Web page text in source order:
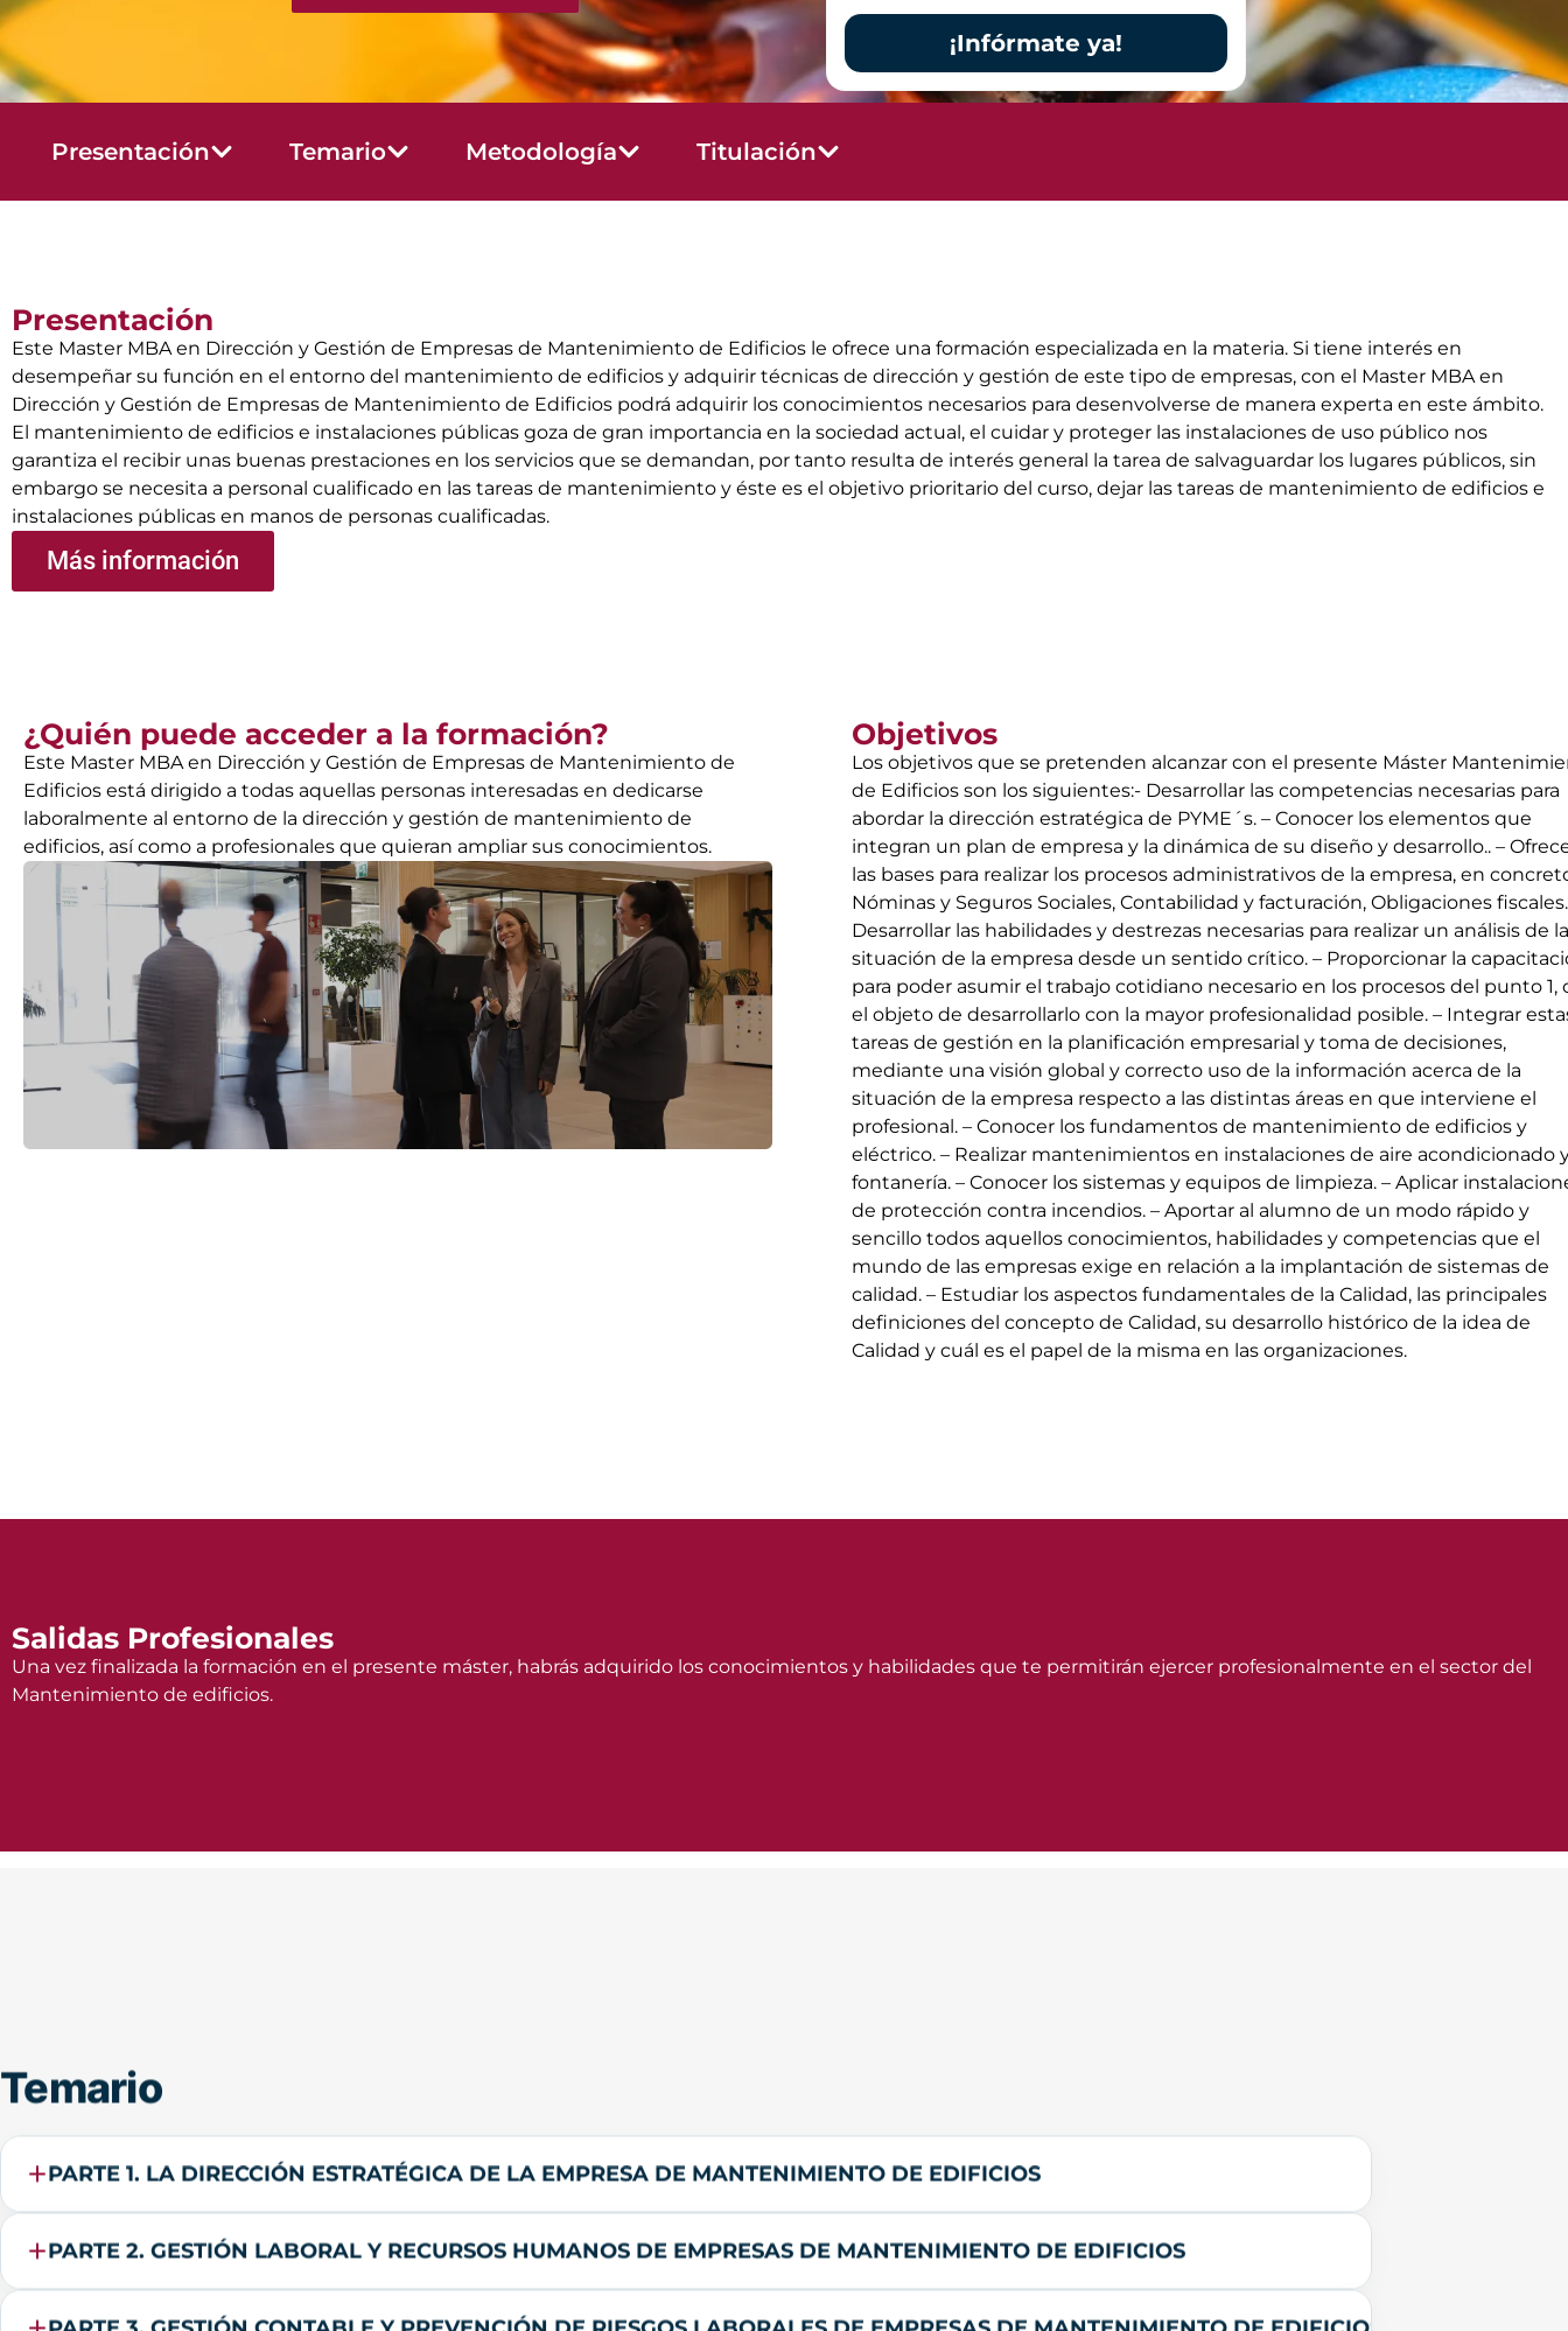
¡Infórmate ya!
Presentación Temario Metodología Titulación
Presentación
Este Master MBA en Dirección y Gestión de Empresas de Mantenimiento de Edificios le ofrece una formación especializada en la materia. Si tiene interés en
desempeñar su función en el entorno del mantenimiento de edificios y adquirir técnicas de dirección y gestión de este tipo de empresas, con el Master MBA en
Dirección y Gestión de Empresas de Mantenimiento de Edificios podrá adquirir los conocimientos necesarios para desenvolverse de manera experta en este ámbito.
El mantenimiento de edificios e instalaciones públicas goza de gran importancia en la sociedad actual, el cuidar y proteger las instalaciones de uso público nos
garantiza el recibir unas buenas prestaciones en los servicios que se demandan, por tanto resulta de interés general la tarea de salvaguardar los lugares públicos, sin
embargo se necesita a personal cualificado en las tareas de mantenimiento y éste es el objetivo prioritario del curso, dejar las tareas de mantenimiento de edificios e
instalaciones públicas en manos de personas cualificadas.
Más información
¿Quién puede acceder a la formación?
Este Master MBA en Dirección y Gestión de Empresas de Mantenimiento de
Edificios está dirigido a todas aquellas personas interesadas en dedicarse
laboralmente al entorno de la dirección y gestión de mantenimiento de
edificios, así como a profesionales que quieran ampliar sus conocimientos.
Objetivos
Los objetivos que se pretenden alcanzar con el presente Máster
de Edificios son los siguientes:- Desarrollar las competencias necesarias para
abordar la dirección estratégica de PYME´s. – Conocer los elementos que
integran un plan de empresa y la dinámica de su diseño y desarrollo.. –
las bases para realizar los procesos administrativos de la empresa, en
Nóminas y Seguros Sociales, Contabilidad y facturación, Obligaciones
Desarrollar las habilidades y destrezas necesarias para realizar un análisis de la
situación de la empresa desde un sentido crítico. – Proporcionar la
para poder asumir el trabajo cotidiano necesario en los procesos del punto 1,
el objeto de desarrollarlo con la mayor profesionalidad posible. – Integrar
tareas de gestión en la planificación empresarial y toma de decisiones,
mediante una visión global y correcto uso de la información acerca de la
situación de la empresa respecto a las distintas áreas en que interviene el
profesional. – Conocer los fundamentos de mantenimiento de edificios y
eléctrico. – Realizar mantenimientos en instalaciones de aire acondicionado
fontanería. – Conocer los sistemas y equipos de limpieza. – Aplicar
de protección contra incendios. – Aportar al alumno de un modo rápido y
sencillo todos aquellos conocimientos, habilidades y competencias que el
mundo de las empresas exige en relación a la implantación de sistemas de
calidad. – Estudiar los aspectos fundamentales de la Calidad, las principales
definiciones del concepto de Calidad, su desarrollo histórico de la idea de
Calidad y cuál es el papel de la misma en las organizaciones.
Salidas Profesionales
Una vez finalizada la formación en el presente máster, habrás adquirido los conocimientos y habilidades que te permitirán ejercer profesionalmente en el sector del
Mantenimiento de edificios.
Temario
PARTE 1. LA DIRECCIÓN ESTRATÉGICA DE LA EMPRESA DE MANTENIMIENTO DE EDIFICIOS
PARTE 2. GESTIÓN LABORAL Y RECURSOS HUMANOS DE EMPRESAS DE MANTENIMIENTO DE EDIFICIOS
PARTE 3. GESTIÓN CONTABLE Y PREVENCIÓN DE RIESGOS LABORALES DE EMPRESAS DE MANTENIMIENTO DE EDIFICIOS